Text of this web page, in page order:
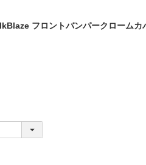
フロントバンパークロームカ